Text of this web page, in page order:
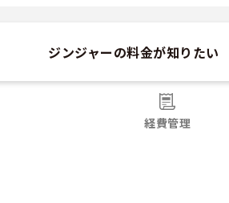
ジンジャーの料金が知りたい
経費管理